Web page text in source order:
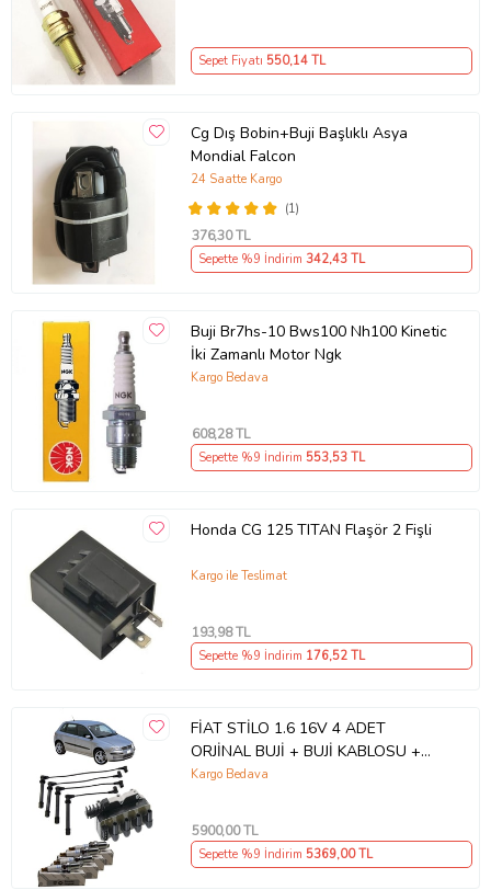
Sepet Fiyatı 550,14 TL
Cg Dış Bobin+Buji Başlıklı Asya
Mondial Falcon
(1)
24 Saatte Kargo
376,30 TL
Sepette %9 İndirim 342,43 TL
Buji Br7hs-10 Bws100 Nh100 Kinetic
İki Zamanlı Motor Ngk
Kargo Bedava
608,28 TL
Sepette %9 İndirim 553,53 TL
Honda CG 125 TITAN Flaşör 2 Fişli
Kargo ile Teslimat
193,98 TL
Sepette %9 İndirim 176,52 TL
FİAT STİLO 1.6 16V 4 ADET
ORJİNAL BUJİ + BUJİ KABLOSU +
ATEŞLEME BOBİNİ
Kargo Bedava
5900,00 TL
Sepette %9 İndirim 5369,00 TL